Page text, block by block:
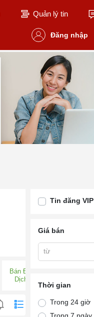
Quản lý tin
Đăng nhập
Bán Đất Vườn Hắc
Dịch Tân Thành
Tin đăng VIP
Giá bán
từ
Thời gian
Trong 24 giờ